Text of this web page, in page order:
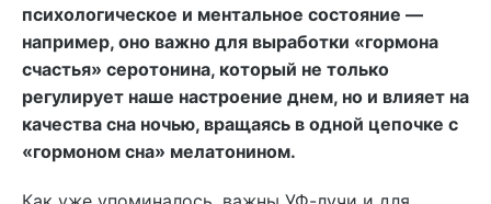
психологическое и ментальное состояние —
например, оно важно для выработки «гормона
счастья» серотонина, который не только
регулирует наше настроение днем, но и влияет на
качества сна ночью, вращаясь в одной цепочке с
«гормоном сна» мелатонином.